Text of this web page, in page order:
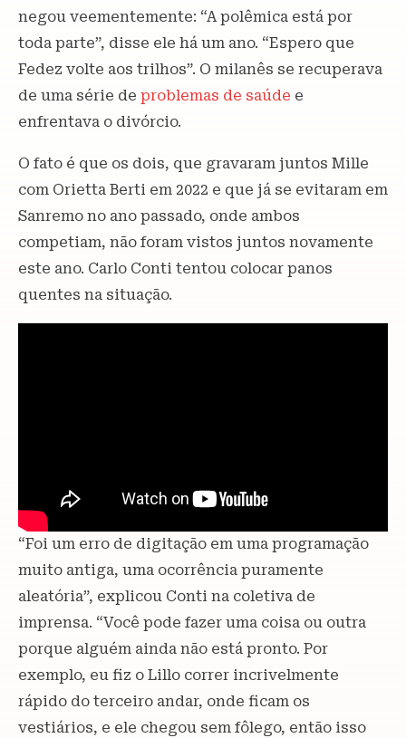
negou veementemente: “A polêmica está por
toda parte”, disse ele há um ano. “Espero que
Fedez volte aos trilhos”. O milanês se recuperava
de uma série de problemas de saúde e
enfrentava o divórcio.
O fato é que os dois, que gravaram juntos Mille
com Orietta Berti em 2022 e que já se evitaram em
Sanremo no ano passado, onde ambos
competiam, não foram vistos juntos novamente
este ano. Carlo Conti tentou colocar panos
quentes na situação.
“Foi um erro de digitação em uma programação
muito antiga, uma ocorrência puramente
aleatória”, explicou Conti na coletiva de
imprensa. “Você pode fazer uma coisa ou outra
porque alguém ainda não está pronto. Por
exemplo, eu fiz o Lillo correr incrivelmente
rápido do terceiro andar, onde ficam os
vestiários, e ele chegou sem fôlego, então isso